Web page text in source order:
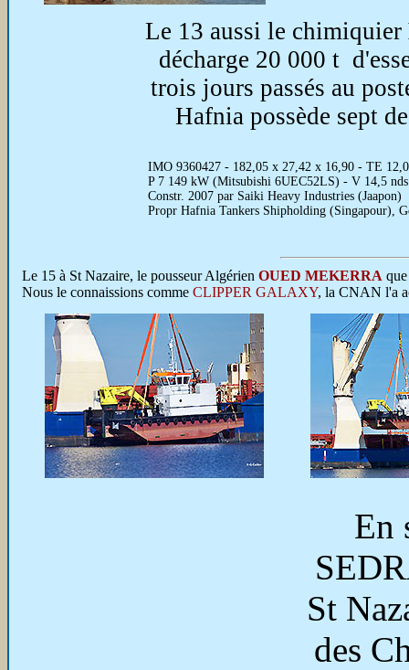
Le 13 aussi le chimiquier
décharge 20 000 t
trois jours passés au
Hafnia possède sept
IMO 9360427 - 182,05 x 27,42 x 16,90 - TE
P 7 149 kW (Mitsubishi 6UEC52LS) - V 14,5 nds
Constr. 2007 par Saiki Heavy Industries (Jaapon)
Propr Hafnia Tankers Shipholding (Singapour),
Le 15 à St Nazaire, le pousseur Algérien OUED MEKERRA
Nous le connaissions comme CLIPPER GALAXY, la CNAN l'a
En
St
des